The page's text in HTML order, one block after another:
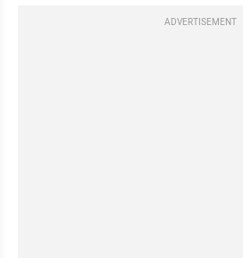
ADVERTISEMENT